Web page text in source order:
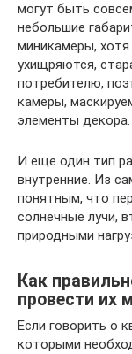
могут быть
небольшие
миникамеры,
ухищряются,
потребителю,
камеры,
элементы декора.
И еще один тип
внутренние. Из
понятным, что
солнечные лучи,
природными
Как
провести их
Если говорить о
которыми